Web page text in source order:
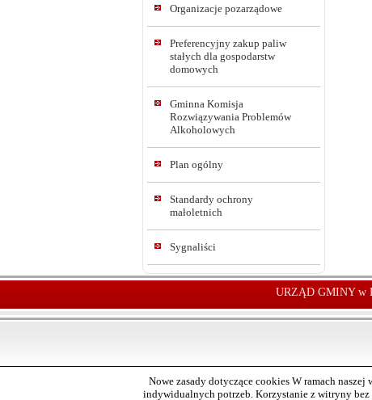
Organizacje pozarządowe
Preferencyjny zakup paliw
stałych dla gospodarstw
domowych
Gminna Komisja
Rozwiązywania Problemów
Alkoholowych
Plan ogólny
Standardy ochrony
małoletnich
Sygnaliści
URZĄD GMINY w
Nowe zasady dotyczące cookies W ramach
indywidualnych potrzeb. Korzystanie z witryny bez